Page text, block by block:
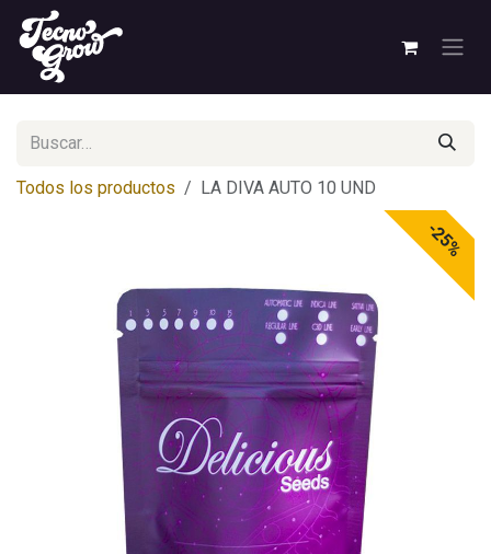
Ir al contenido
Todos los productos LA DIVA AUTO 10 UND
-25%